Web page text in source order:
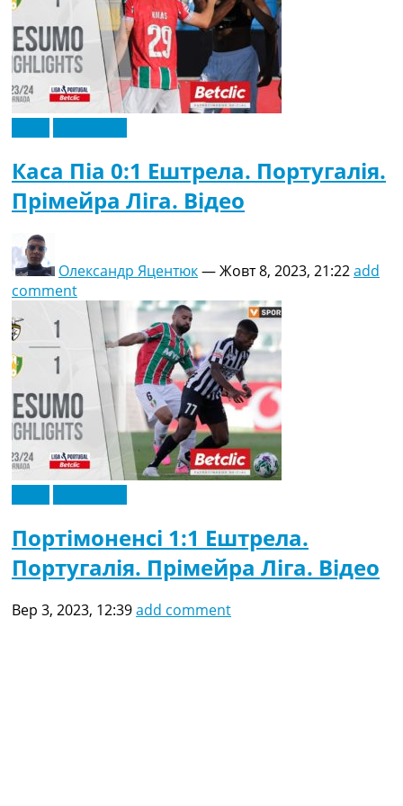
Каса Піа 0:1 Ештрела. Португалія.
Прімейра Ліга. Відео
Олександр Яцентюк—Жовт 8, 2023, 21:22add
comment
Портімоненсі 1:1 Ештрела.
Португалія. Прімейра Ліга. Відео
Вер 3, 2023, 12:39add comment